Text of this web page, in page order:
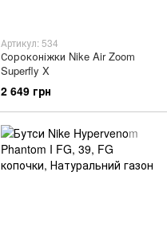
Артикул: 534
Сороконіжки Nike Air Zoom
Superfly X
2 649 грн